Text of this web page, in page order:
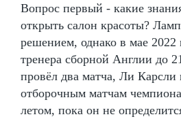
Вопрос первый - какие
открыть салон красоты?
решением, однако в мае 2022
тренера сборной Англии до
провёл два матча, Ли Карсли
отборочным матчам
летом, пока он не